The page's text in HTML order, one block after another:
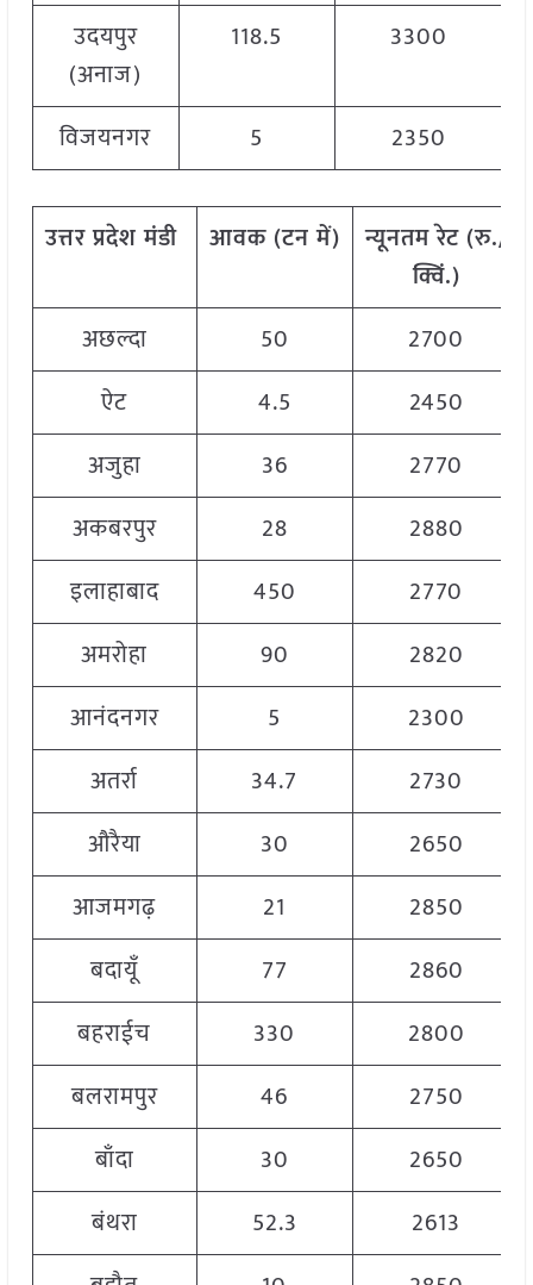
उदयपुर
(अनाज)
118.5 3300
विजयनगर 5 2350
उत्तरप्रदेशमंडी आवक(टनमें) न्यूनतमरेट(रु./
क्विं.)
अछल्दा 50
2700
ऐट
4.5
2450
अजुहा
36
2770
अकबरपुर
28
2880
इलाहाबाद
450
2770
अमरोहा
90
2820
आनंदनगर
5
2300
अतर्रा
34.7
2730
औरैया
30
2650
आजमगढ़
21
2850
बदायूँ
77
2860
बहराईच
330
2800
बलरामपुर
46
2750
बाँदा
30
2650
बंथरा
52.3
2613